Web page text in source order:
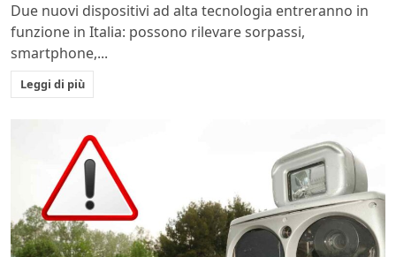
Due nuovi dispositivi ad alta tecnologia entreranno in
funzione in Italia: possono rilevare sorpassi,
smartphone,...
Leggi di più